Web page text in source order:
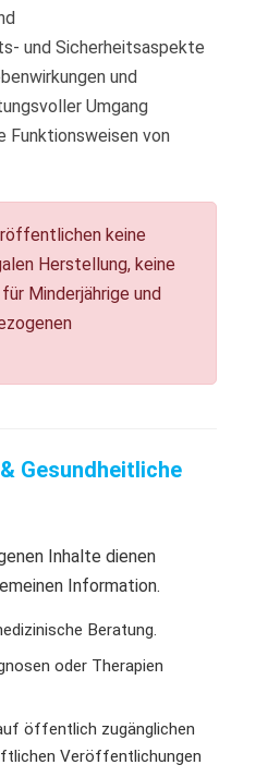
und Sicherheitsaspekte
und
Umgang
Funktionsweisen von
keine
Herstellung, keine
Minderjährige und
Gesundheitliche
Inhalte dienen
Information.
Beratung.
oder Therapien
öffentlich zugänglichen
Veröffentlichungen